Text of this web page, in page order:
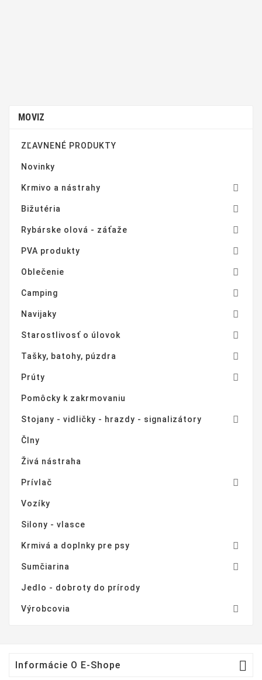
MOVIZ
ZĽAVNENÉ PRODUKTY
Novinky
Krmivo a nástrahy 
Bižutéria 
Rybárske olová - záťaže 
PVA produkty 
Oblečenie 
Camping 
Navijaky 
Starostlivosť o úlovok 
Tašky, batohy, púzdra 
Prúty 
Pomôcky k zakrmovaniu
Stojany - vidličky - hrazdy - signalizátory 
Člny
Živá nástraha
Prívlač 
Vozíky
Silony - vlasce
Krmivá a doplnky pre psy 
Sumčiarina 
Jedlo - dobroty do prírody
Výrobcovia 
Informácie O E-Shope 